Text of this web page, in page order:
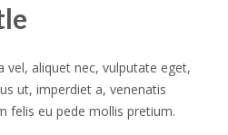
vel, aliquet nec, vulputate eget,
ut, imperdiet a, venenatis
felis eu pede mollis pretium.